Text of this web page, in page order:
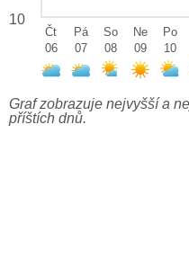
10
Čt
06
Pá
07
So
08
Ne
09
Po
10
Graf zobrazuje nejvyšší a
příštích dnů.